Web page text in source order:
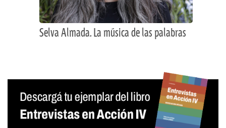
Selva Almada. La música de las palabras